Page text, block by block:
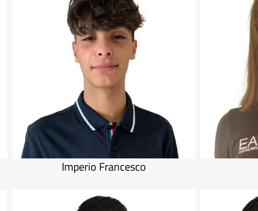
Imperio Francesco